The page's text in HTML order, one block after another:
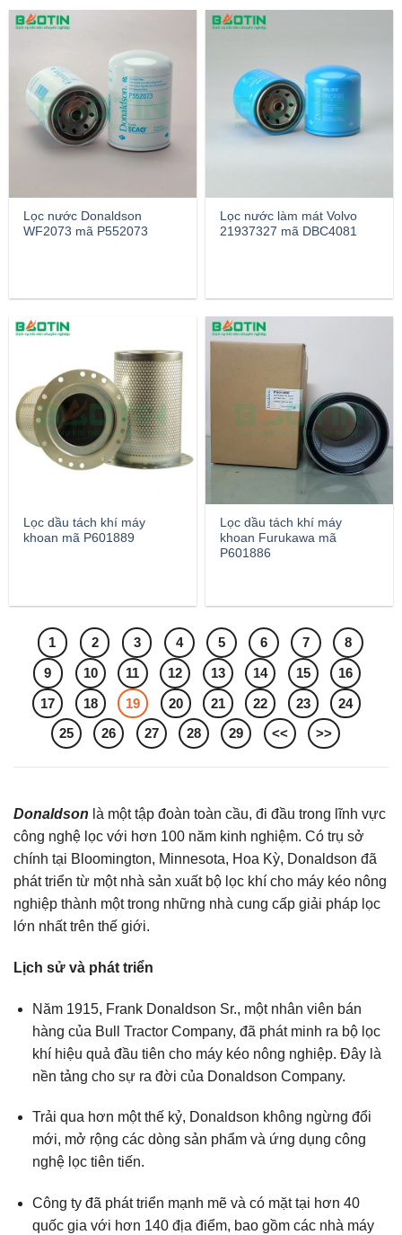
Lọc nước Donaldson
WF2073 mã P552073
Lọc nước làm mát Volvo
21937327 mã DBC4081
Lọc dầu tách khí máy
khoan mã P601889
Lọc dầu tách khí máy
khoan Furukawa mã
P601886
1 2 3 4 5 6 7
8
9
10 11 12 13 14 15
16
17
18 19 20 21 22 23
24
25
26 27 28 29 << >>
Donaldson là một tập đoàn toàn cầu, đi đầu trong lĩnh vực
công nghệ lọc với hơn 100 năm kinh nghiệm. Có trụ sở
chính tại Bloomington, Minnesota, Hoa Kỳ, Donaldson đã
phát triển từ một nhà sản xuất bộ lọc khí cho máy kéo nông
nghiệp thành một trong những nhà cung cấp giải pháp lọc
lớn nhất trên thế giới.
Lịch sử và phát triển
Năm 1915, Frank Donaldson Sr., một nhân viên bán
hàng của Bull Tractor Company, đã phát minh ra bộ lọc
khí hiệu quả đầu tiên cho máy kéo nông nghiệp. Đây là
nền tảng cho sự ra đời của Donaldson Company.
Trải qua hơn một thế kỷ, Donaldson không ngừng đổi
mới, mở rộng các dòng sản phẩm và ứng dụng công
nghệ lọc tiên tiến.
Công ty đã phát triển mạnh mẽ và có mặt tại hơn 40
quốc gia với hơn 140 địa điểm, bao gồm các nhà máy